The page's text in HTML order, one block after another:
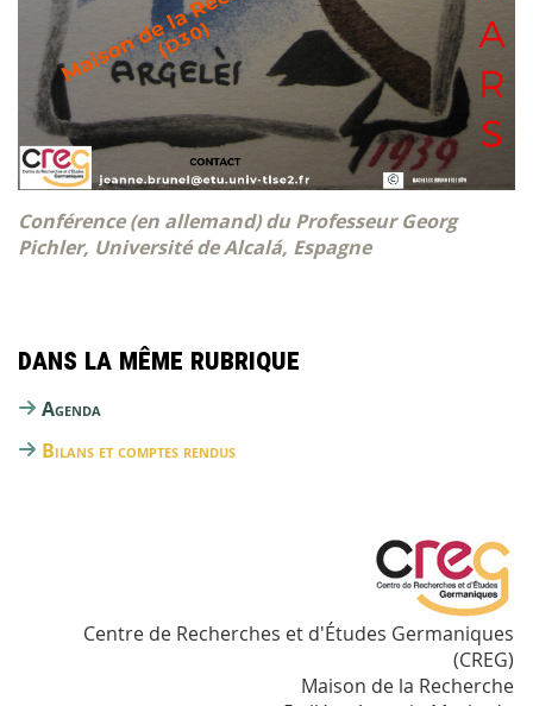
Conférence (en allemand) du Professeur Georg
Pichler, Université de Alcalá, Espagne
Dans la même rubrique
Agenda
Bilans et comptes rendus
Centre de Recherches et d'Études Germaniques
(CREG)
Maison de la Recherche